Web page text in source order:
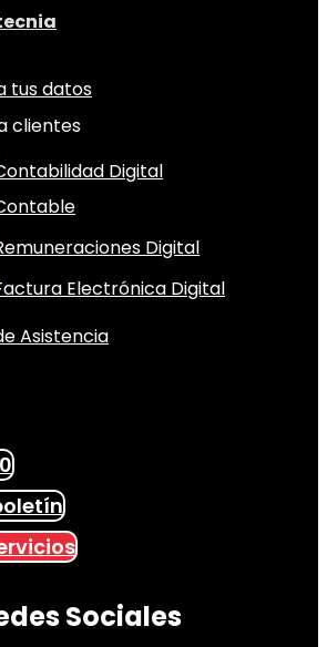
tus datos
clientes
Digital
Digital
Electrónica Digital
Asistencia
Sociales